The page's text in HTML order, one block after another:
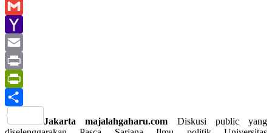
Line
Gmail
Yahoo
Mail
Email
Print
PrintFriendly
Jakarta majalahgaharu.com Diskusi public yang